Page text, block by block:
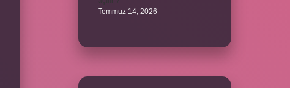
Temmuz 14, 2026